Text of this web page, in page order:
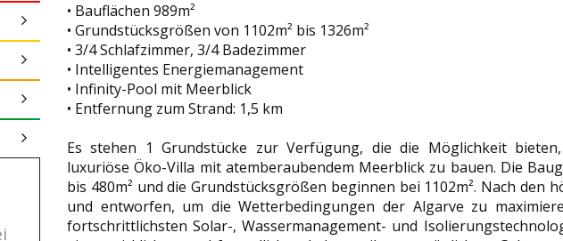
• Bauflächen 989m²
• Grundstücksgrößen von 1102m² bis 1326m²
• 3/4 Schlafzimmer, 3/4 Badezimmer
• Intelligentes Energiemanagement
• Infinity-Pool mit Meerblick
• Entfernung zum Strand: 1,5 km
Es stehen 1 Grundstücke zur Verfügung, die die Möglichkeit
luxuriöse Öko-Villa mit atemberaubendem Meerblick zu bauen. Die
bis 480m² und die Grundstücksgrößen beginnen bei 1102m². Nach den
und entworfen, um die Wetterbedingungen der Algarve zu
fortschrittlichsten Solar-, Wassermanagement- und